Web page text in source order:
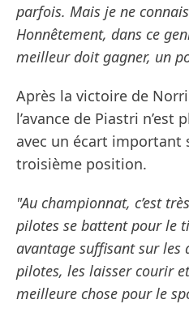
parfois. Mais je ne
Honnêtement, dans ce
meilleur doit gagner, un
Après la victoire de
l’avance de Piastri n’est
avec un écart important
troisième position.
"Au championnat, c’est
pilotes se battent pour le
avantage suffisant sur les
pilotes, les laisser courir
meilleure chose pour le